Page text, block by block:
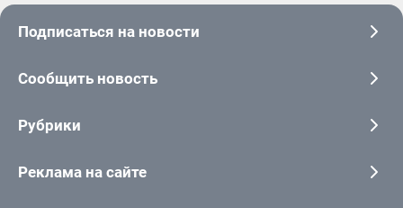
Подписаться на новости
Сообщить новость
Рубрики
Реклама на сайте